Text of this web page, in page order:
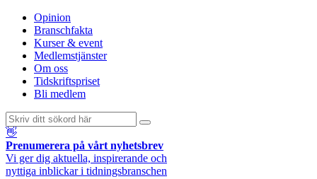
Opinion
Branschfakta
Kurser & event
Medlemstjänster
Om oss
Tidskriftspriset
Bli medlem
👋
Prenumerera på vårt nyhetsbrev
Vi ger dig aktuella, inspirerande och
nyttiga inblickar i tidningsbranschen